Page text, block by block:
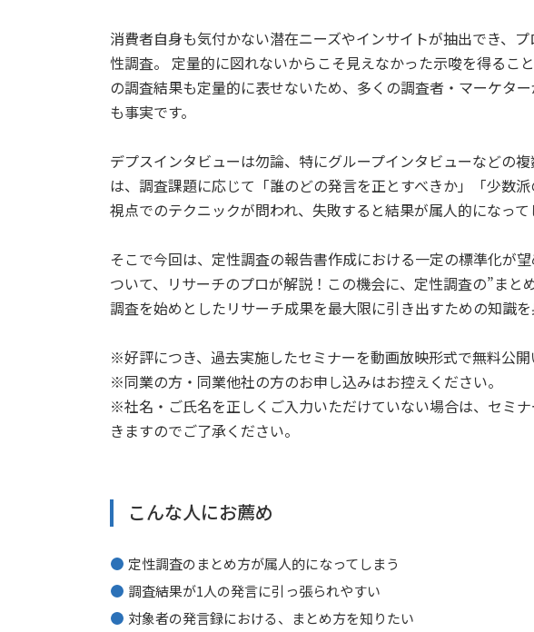
消費者自身も気付かない潜在ニーズやインサイトが抽出でき、
性調査。 定量的に図れないからこそ見えなかった示唆を得るこ
の調査結果も定量的に表せないため、多くの調査者・マーケタ
も事実です。
デプスインタビューは勿論、特にグループインタビューなどの
は、調査課題に応じて「誰のどの発言を正とすべきか」「少数
視点でのテクニックが問われ、失敗すると結果が属人的になって
そこで今回は、定性調査の報告書作成における一定の標準化が
ついて、リサーチのプロが解説！この機会に、定性調査の”まと
調査を始めとしたリサーチ成果を最大限に引き出すための知識を
※好評につき、過去実施したセミナーを動画放映形式で無料公開
※同業の方・同業他社の方のお申し込みはお控えください。
※社名・ご氏名を正しくご入力いただけていない場合は、セミ
きますのでご了承ください。
こんな人にお薦め
定性調査のまとめ方が属人的になってしまう
調査結果が1人の発言に引っ張られやすい
対象者の発言録における、まとめ方を知りたい